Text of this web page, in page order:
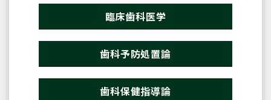
臨床歯科医学
歯科予防処置論
歯科保健指導論